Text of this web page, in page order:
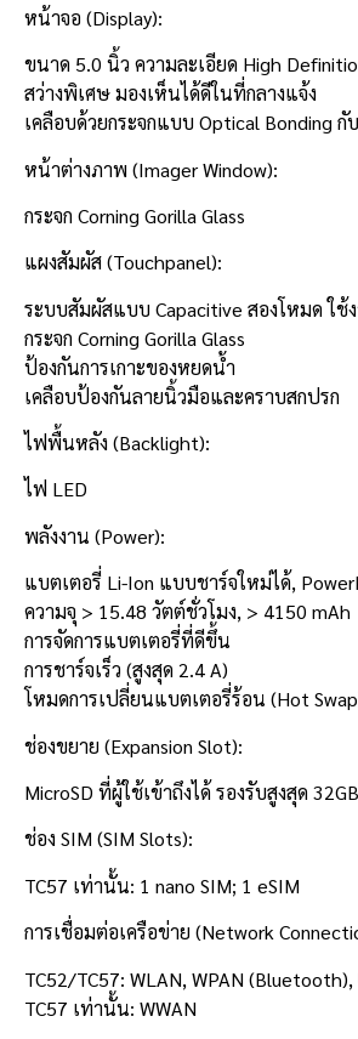
หน้าจอ (Display):
ขนาด 5.0 นิ้ว ความละเอียด High
สว่างพิเศษ มองเห็นได้ดีในที่กลางแจ้ง
เคลือบด้วยกระจกแบบ Optical Bonding กั
หน้าต่างภาพ (Imager Window):
กระจก Corning Gorilla Glass
แผงสัมผัส (Touchpanel):
ระบบสัมผัสแบบ Capacitive สองโหมด ใช้
กระจก Corning Gorilla Glass
ป้องกันการเกาะของหยดน้ำ
เคลือบป้องกันลายนิ้วมือและคราบสกปรก
ไฟพื้นหลัง (Backlight):
ไฟ LED
พลังงาน (Power):
แบตเตอรี่ Li-Ion แบบชาร์จใหม่ได้,
ความจุ > 15.48 วัตต์ชั่วโมง, > 4150 mAh
การจัดการแบตเตอรี่ที่ดีขึ้น
การชาร์จเร็ว (สูงสุด 2.4 A)
โหมดการเปลี่ยนแบตเตอรี่ร้อน (Hot
ช่องขยาย (Expansion Slot):
MicroSD ที่ผู้ใช้เข้าถึงได้ รองรับสูงสุด
ช่อง SIM (SIM Slots):
TC57 เท่านั้น: 1 nano SIM; 1 eSIM
การเชื่อมต่อเครือข่าย (Network
TC52/TC57: WLAN, WPAN
TC57 เท่านั้น: WWAN